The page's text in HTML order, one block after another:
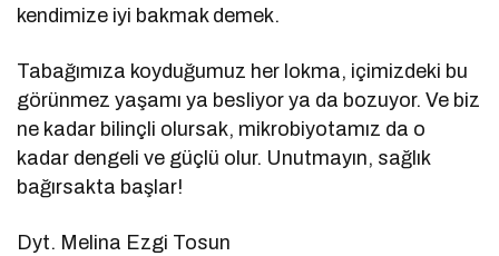
kendimize iyi bakmak demek.
Tabağımıza koyduğumuz her lokma, içimizdeki bu
görünmez yaşamı ya besliyor ya da bozuyor. Ve biz
ne kadar bilinçli olursak, mikrobiyotamız da o
kadar dengeli ve güçlü olur. Unutmayın, sağlık
bağırsakta başlar!
Dyt. Melina Ezgi Tosun